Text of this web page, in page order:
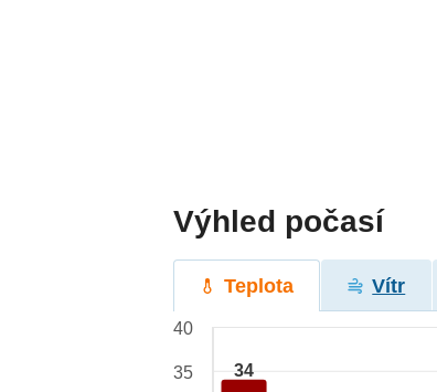
Výhled počasí
Teplota Vítr
34
40
35